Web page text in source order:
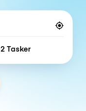
Number of bags
2 Tasker